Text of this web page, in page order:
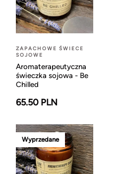
ZAPACHOWE ŚWIECE
SOJOWE
Aromaterapeutyczna
świeczka sojowa - Be
Chilled
65.50 PLN
Wyprzedane